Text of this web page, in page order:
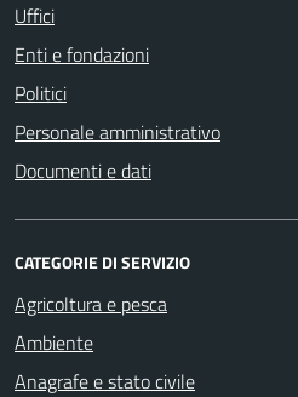
Uffici
Enti e fondazioni
Politici
Personale amministrativo
Documenti e dati
CATEGORIE DI SERVIZIO
Agricoltura e pesca
Ambiente
Anagrafe e stato civile